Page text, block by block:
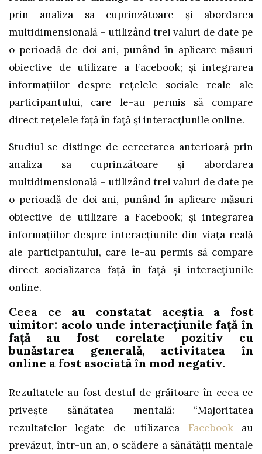
prin analiza sa cuprinzătoare și abordarea
multidimensională – utilizând trei valuri de date pe
o perioadă de doi ani, punând în aplicare măsuri
obiective de utilizare a Facebook; și integrarea
informațiilor despre rețelele sociale reale ale
participantului, care le-au permis să compare
direct rețelele față în față și interacțiunile online.
Studiul se distinge de cercetarea anterioară prin
analiza sa cuprinzătoare și abordarea
multidimensională – utilizând trei valuri de date pe
o perioadă de doi ani, punând în aplicare măsuri
obiective de utilizare a Facebook; și integrarea
informațiilor despre interacțiunile din viața reală
ale participantului, care le-au permis să compare
direct socializarea față în față și interacțiunile
online.
Ceea ce au constatat aceștia a fost
uimitor: acolo unde interacțiunile față în
față au fost corelate pozitiv cu
bunăstarea generală, activitatea în
online a fost asociată în mod negativ.
Rezultatele au fost destul de grăitoare în ceea ce
privește sănătatea mentală: “Majoritatea
rezultatelor legate de utilizarea Facebookau
prevăzut, într-un an, o scădere a sănătății mentale